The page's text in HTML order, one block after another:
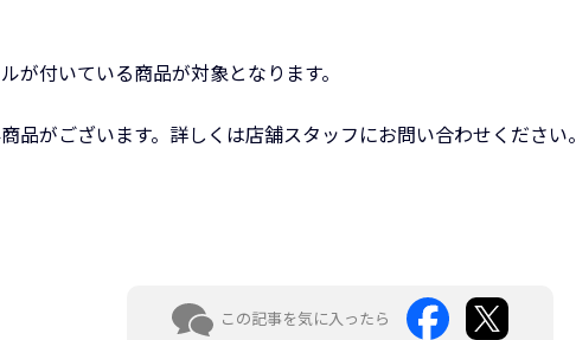
が付いている商品が対象となります。
品がございます。詳しくは店舗スタッフにお問い合わせください。
この記事を気に入ったら